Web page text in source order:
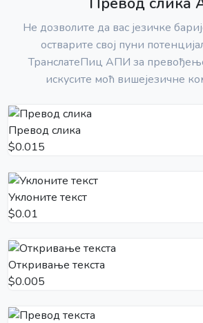
Не дозволите да вас језичке
остварите свој пуни
ТранслатеПиц АПИ за
искусите моћ вишејезичне
Превод слика
$0.015
Уклоните текст
$0.01
Откривање текста
$0.005